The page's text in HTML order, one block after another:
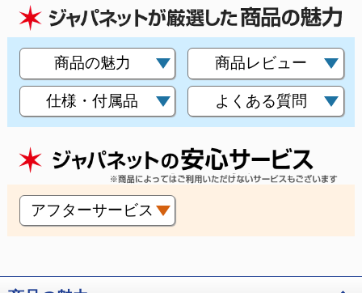
商品の魅力 商品レビュー
仕様・付属品 よくある質問
アフターサービス